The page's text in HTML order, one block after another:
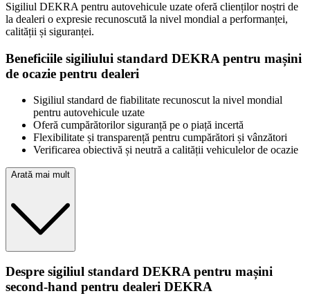
Sigiliul DEKRA pentru autovehicule uzate oferă clienților noștri de
la dealeri o expresie recunoscută la nivel mondial a performanței,
calității și siguranței.
Beneficiile sigiliului standard DEKRA pentru mașini
de ocazie pentru dealeri
Sigiliul standard de fiabilitate recunoscut la nivel mondial
pentru autovehicule uzate
Oferă cumpărătorilor siguranță pe o piață incertă
Flexibilitate și transparență pentru cumpărători și vânzători
Verificarea obiectivă și neutră a calității vehiculelor de ocazie
Arată mai mult
Despre sigiliul standard DEKRA pentru mașini
second-hand pentru dealeri DEKRA